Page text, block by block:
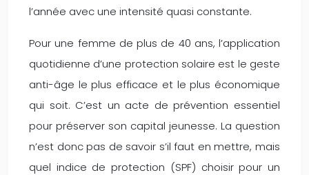
l’année avec une intensité quasi constante.
Pour une femme de plus de 40 ans, l’application
quotidienne d’une protection solaire est le geste
anti-âge le plus efficace et le plus économique
qui soit. C’est un acte de prévention essentiel
pour préserver son capital jeunesse. La question
n’est donc pas de savoir s’il faut en mettre, mais
quel indice de protection (SPF) choisir pour un